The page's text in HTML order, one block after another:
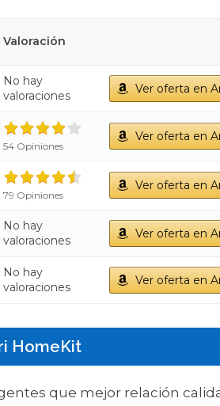
Valoración
No hay
valoraciones
Ver oferta en
54 Opiniones
Ver oferta en
79 Opiniones
Ver oferta en
No hay
valoraciones
Ver oferta en
No hay
valoraciones
Ver oferta en
HomeKit
que mejor relación